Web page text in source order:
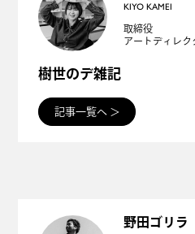
デザインがどのように経営
問われている今、デザイン
な柱「戦略」「プロセス」
それぞれが企業の成功にど
るのか、じわじわ掘り下げ
KIYO KAMEI
取締役
アートディレク
樹世のデ雑記
「料理は愛情！」「料理は
しくて楽しい。
記事一覧へ ＞
野田ゴリラ